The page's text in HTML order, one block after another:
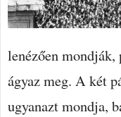
lenézően mondják,
ágyaz meg. A két
ugyanazt mondja,